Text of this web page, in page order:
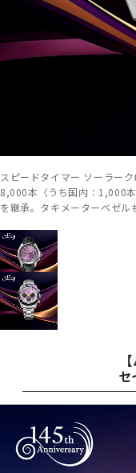
スピードタイマー ソーラー
8,000本〈うち国内：1,000
を継承。タキメーターベゼル
セ